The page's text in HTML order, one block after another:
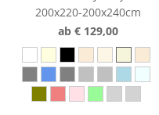
200x220-200x240cm
ab € 129,00